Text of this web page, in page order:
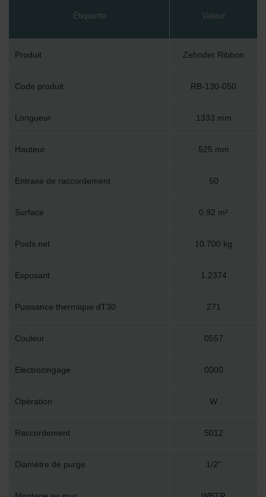
Étiquette Valeur
Produit Zehnder Ribbon
Code produit RB-130-050
Longueur 1333 mm
Hauteur 525 mm
Entraxe de raccordement 50
Surface 0.92 m²
Poids net 10.700 kg
Exposant 1.2374
Puissance thermique dT30 271
Couleur 0557
Electrozingage 0000
Opération W
Raccordement S012
Diamètre de purge 1/2"